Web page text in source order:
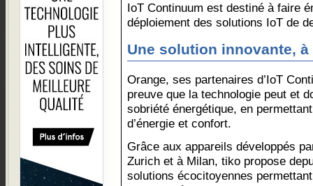
IoT Continuum est destiné à faire
déploiement des solutions IoT de
Une solution innovante,
Orange, ses partenaires d’IoT
preuve que la technologie peut et
sobriété énergétique, en
d’énergie et confort.
Grâce aux appareils développés
Zurich et à Milan, tiko propose
solutions écocitoyennes